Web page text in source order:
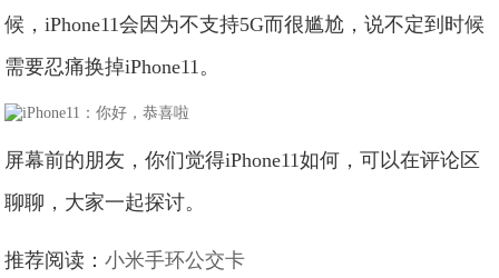
候，iPhone11会因为不支持5G而很尴尬，说不定到时候
需要忍痛换掉iPhone11。
屏幕前的朋友，你们觉得iPhone11如何，可以在评论区
聊聊，大家一起探讨。
推荐阅读：小米手环公交卡